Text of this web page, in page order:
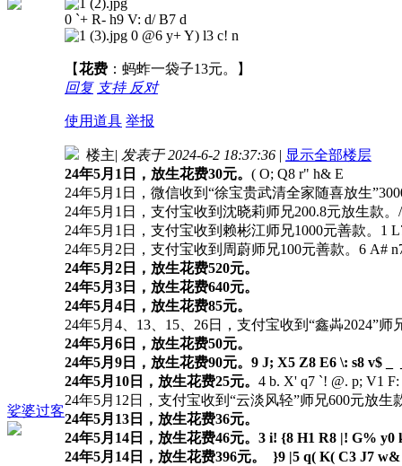
0 `+ R- h9 V: d/ B7 d
0 @6 y+ Y) l3 c! n
【花费 ：蚂蚱一袋子13元。】
回复 支持 反对
使用道具 举报
娑婆过客
楼主| 发表于 2024-6-2 18:37:36 | 显示全部楼层
24年5月1日，放生花费30元。 ( O; Q8 r" h& E
24年5月1日，微信收到“徐宝贵武清全家随喜放生
24年5月1日，支付宝收到沈晓莉师兄200.8元放生款。
24年5月1日，支付宝收到赖彬江师兄1000元善款。 1
24年5月2日，支付宝收到周蔚师兄100元善款。 6 A#
24年5月2日，放生花费520元。
24年5月3日，放生花费640元。
24年5月4日，放生花费85元。
24年5月4、13、15、26日，支付宝收到“鑫芔2024”师
24年5月6日，放生花费50元。
24年5月9日，放生花费90元。 9 J; X5 Z8 E6 \: s8 v$ _
24年5月10日，放生花费25元。 4 b. X' q7 `! @. p; V1 F:
24年5月12日，支付宝收到“云淡风轻”师兄600元放生
24年5月13日，放生花费36元。
24年5月14日，放生花费46元。 3 i! {8 H1 R8 |! G% y0
24年5月14日，放生花费396元。
}9 |5 q( K( C3 J7